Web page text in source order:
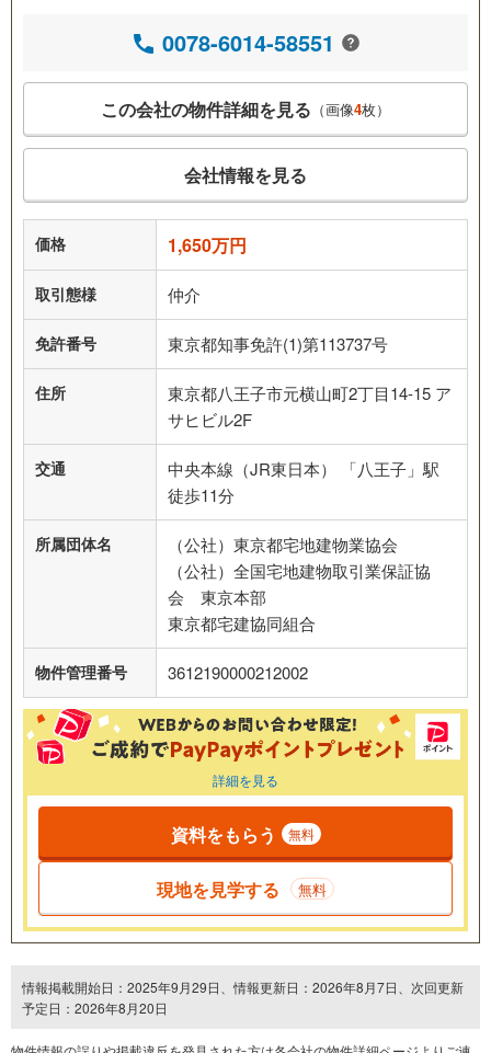
0078-6014-58551
この会社の物件詳細を見る （画像4枚）
会社情報を見る
価格 1,650万円
取引態様 仲介
免許番号 東京都知事免許(1)第113737号
住所
東京都八王子市元横山町2丁目14-15 ア
サヒビル2F
交通
中央本線（JR東日本） 「八王子」駅
徒歩11分
所属団体名
（公社）東京都宅地建物業協会
（公社）全国宅地建物取引業保証協
会 東京本部
東京都宅建協同組合
物件管理番号 3612190000212002
詳細を見る
資料をもらう 無料
現地を見学する 無料
情報掲載開始日：2025年9月29日、情報更新日：2026年8月7日、次回更新
予定日：2026年8月20日